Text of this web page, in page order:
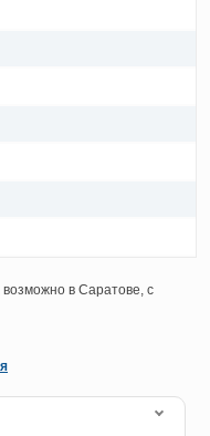
возможно в Саратове, с